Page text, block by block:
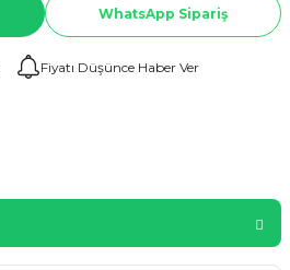
WhatsApp Sipariş
Fiyatı Düşünce Haber Ver